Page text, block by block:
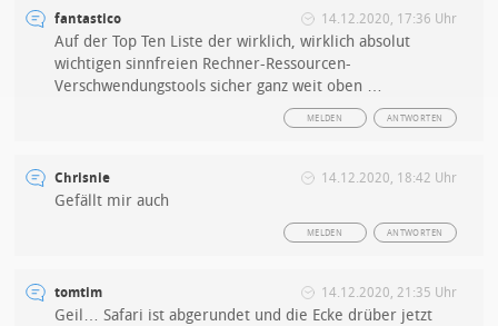
fantastico 14.12.2020, 17:36 Uhr
Auf der Top Ten Liste der wirklich, wirklich absolut
wichtigen sinnfreien Rechner-Ressourcen-
Verschwendungstools sicher ganz weit oben …
ANTWORTEN
MELDEN
Chrisnie 14.12.2020, 18:42 Uhr
Gefällt mir auch
ANTWORTEN
MELDEN
tomtim 14.12.2020, 21:35 Uhr
Geil… Safari ist abgerundet und die Ecke drüber jetzt